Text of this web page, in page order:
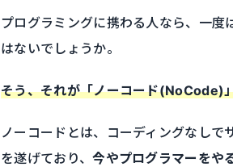
プログラミングに携わる人なら、一
はないでしょうか。
そう、それが「ノーコード(NoCode)
ノーコードとは、コーディングなし
を遂げており、今やプログラマーをや